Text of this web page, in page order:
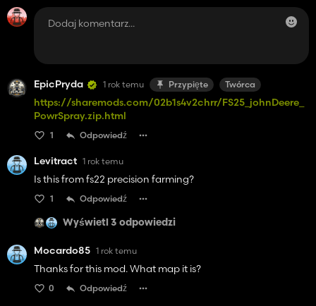
EpicPryda 1 rok temu Przypięte Twórca
https://sharemods.com/02b1s4v2chrr/FS25_johnDeere_
PowrSpray.zip.html
1 Odpowiedź
Levitract 1 rok temu
Is this from fs22 precision farming?
1 Odpowiedź
Wyświetl 3 odpowiedzi
Mocardo85 1 rok temu
Thanks for this mod. What map it is?
0 Odpowiedź